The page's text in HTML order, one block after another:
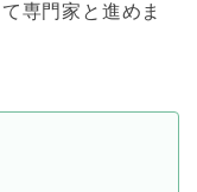
専門家と進めま